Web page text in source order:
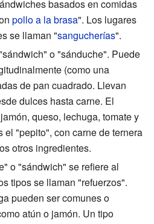
basados en comidas
pollo a la brasa". Los lugares
se llaman "sangucherías".
o "sánduche". Puede
(como una
de pan cuadrado. Llevan
dulces hasta carne. El
queso, lechuga, tomate y
el "pepito", con carne de ternera
otros ingredientes.
o "sándwich" se refiere al
tipos se llaman "refuerzos".
pueden ser comunes o
atún o jamón. Un tipo